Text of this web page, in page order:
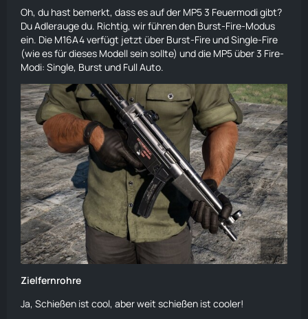
Oh, du hast bemerkt, dass es auf der MP53 Feuermodi gibt?
Du Adlerauge du. Richtig, wir führen den Burst-Fire-Modus
ein. Die M16A4verfügt jetzt über Burst-Fire und Single-Fire
(wie es für dieses Modell sein sollte) und die MP5über 3 Fire-
Modi: Single, Burst und Full Auto.
Zielfernrohre
Ja, Schießen ist cool, aber weit schießen ist cooler!